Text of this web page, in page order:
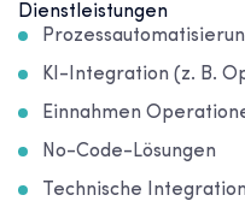
Dienstleistungen
KI-Integration (z. B.
Einnahmen
No-Code-Lösungen
Technische